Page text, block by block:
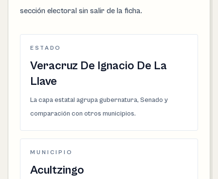
sección electoral sin salir de la ficha.
ESTADO
Veracruz De Ignacio De La
Llave
La capa estatal agrupa gubernatura, Senado y
comparación con otros municipios.
MUNICIPIO
Acultzingo